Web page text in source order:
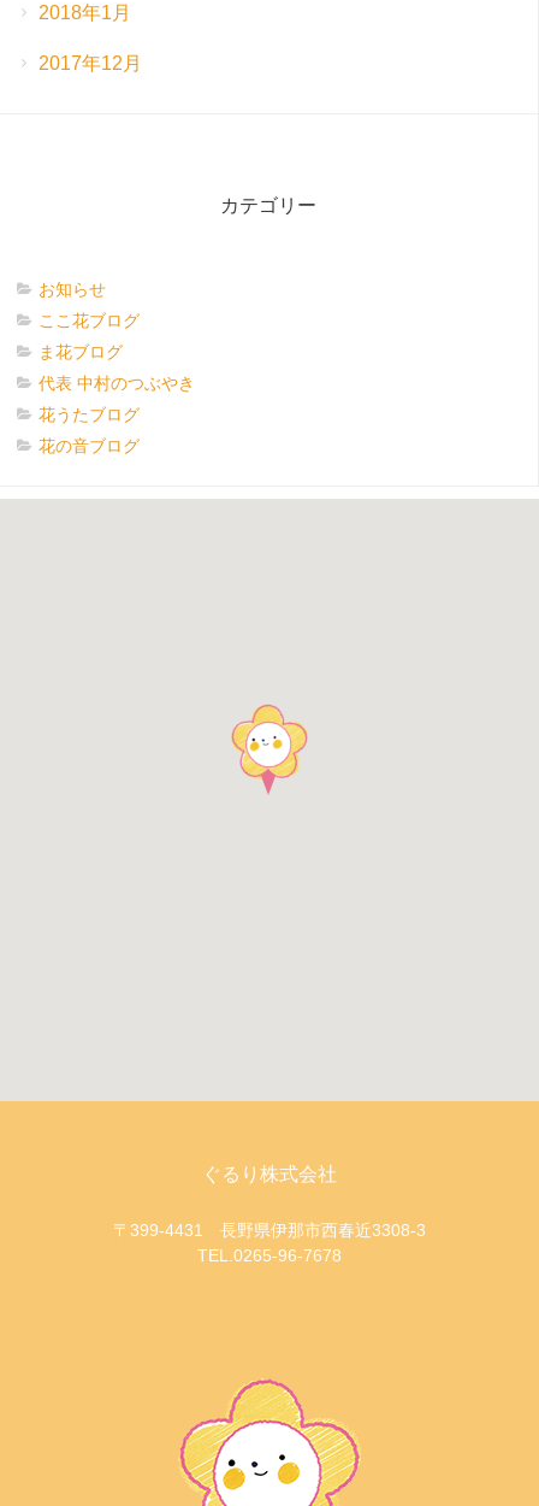
2018年1月
2017年12月
カテゴリー
お知らせ
ここ花ブログ
ま花ブログ
代表 中村のつぶやき
花うたブログ
花の音ブログ
ぐるり株式会社
〒399-4431 長野県伊那市西春近3308-3
TEL.0265-96-7678